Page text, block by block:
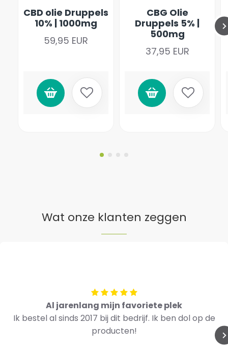
CBD olie Druppels
10% | 1000mg
59,95 EUR
CBG Olie
Druppels 5% |
500mg
37,95 EUR
Wat onze klanten zeggen
Al jarenlang mijn favoriete plek
Ik bestel al sinds 2017 bij dit bedrijf. Ik ben dol op de
producten!